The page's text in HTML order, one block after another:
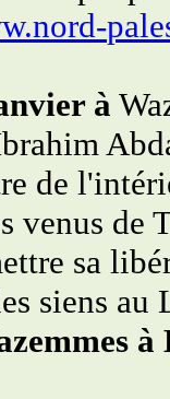
à
de
venus de
sa
siens au
à